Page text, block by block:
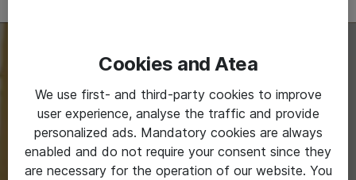
Cookies and Atea
We use first- and third-party cookies to improve
user experience, analyse the traffic and provide
personalized ads. Mandatory cookies are always
enabled and do not require your consent since they
are necessary for the operation of our website. You